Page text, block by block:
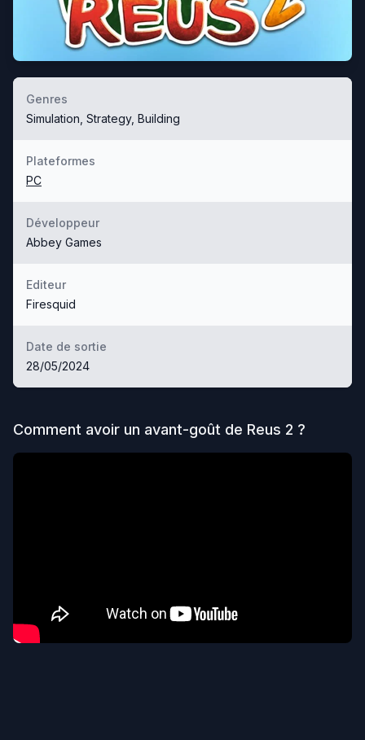
Genres
Simulation, Strategy, Building
Plateformes
PC
Développeur
Abbey Games
Editeur
Firesquid
Date de sortie
28/05/2024
Comment avoir un avant-goût de Reus 2 ?